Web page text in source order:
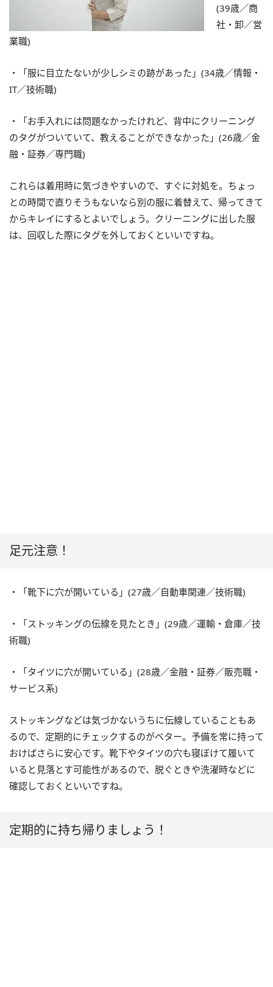
(39歳／商
社・卸／営
業職)
・「服に目立たないが少しシミの跡があった」(34歳／情報・
IT／技術職)
・「お手入れには問題なかったけれど、背中にクリーニング
のタグがついていて、教えることができなかった」(26歳／金
融・証券／専門職)
これらは着用時に気づきやすいので、すぐに対処を。ちょっ
との時間で直りそうもないなら別の服に着替えて、帰ってきて
からキレイにするとよいでしょう。クリーニングに出した服
は、回収した際にタグを外しておくといいですね。
足元注意！
・「靴下に穴が開いている」(27歳／自動車関連／技術職)
・「ストッキングの伝線を見たとき」(29歳／運輸・倉庫／技
術職)
・「タイツに穴が開いている」(28歳／金融・証券／販売職・
サービス系)
ストッキングなどは気づかないうちに伝線していることもあ
るので、定期的にチェックするのがベター。予備を常に持って
おけばさらに安心です。靴下やタイツの穴も寝ぼけて履いて
いると見落とす可能性があるので、脱ぐときや洗濯時などに
確認しておくといいですね。
定期的に持ち帰りましょう！